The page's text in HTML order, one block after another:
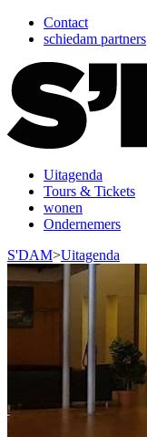
Contact
schiedam partners
Uitagenda
Tours & Tickets
wonen
Ondernemers
S'DAM>Uitagenda